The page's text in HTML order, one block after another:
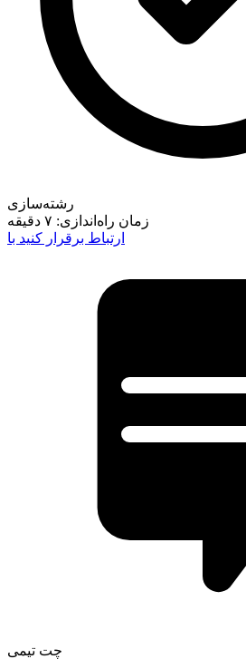
رشته‌سازی
زمان راه‌اندازی: ۷ دقیقه
ارتباط برقرار کنید با
چت تیمی